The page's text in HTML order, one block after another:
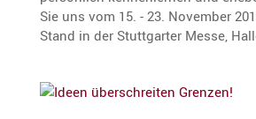
Sie uns vom 15. - 23. November
Stand in der Stuttgarter Messe,